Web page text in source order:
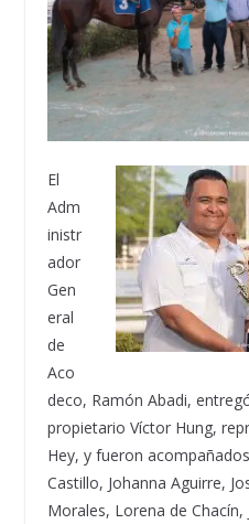
El
Adm
inistr
ador
Gen
eral
de
Aco
deco, Ramón Abadi,
propietario Víctor Hung,
Hey, y fueron
Castillo, Johanna Aguirre,
Morales, Lorena de Chacín,